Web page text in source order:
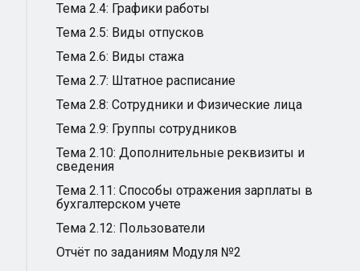
Тема 2.4: Графики работы
Тема 2.5: Виды отпусков
Тема 2.6: Виды стажа
Тема 2.7: Штатное расписание
Тема 2.8: Сотрудники и Физические лица
Тема 2.9: Группы сотрудников
Тема 2.10: Дополнительные реквизиты и
сведения
Тема 2.11: Способы отражения зарплаты в
бухгалтерском учете
Тема 2.12: Пользователи
Отчёт по заданиям Модуля №2